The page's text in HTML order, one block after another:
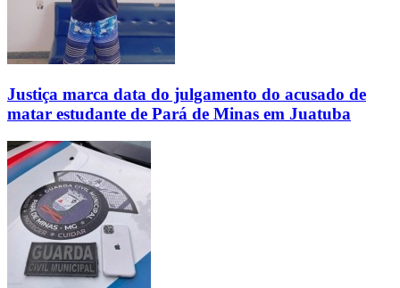
Justiça marca data do julgamento do acusado de
matar estudante de Pará de Minas em Juatuba